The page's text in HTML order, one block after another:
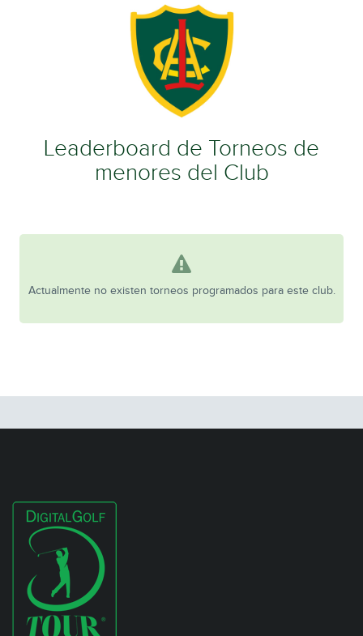
Leaderboard de Torneos de
menores del Club
Actualmente no existen torneos programados para este club.